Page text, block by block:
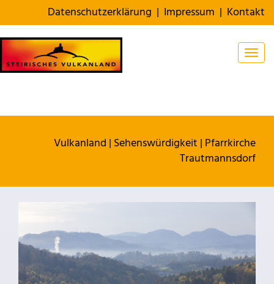
Datenschutzerklärung | Impressum | Kontakt
Vulkanland | Sehenswürdigkeit | Pfarrkirche
Trautmannsdorf